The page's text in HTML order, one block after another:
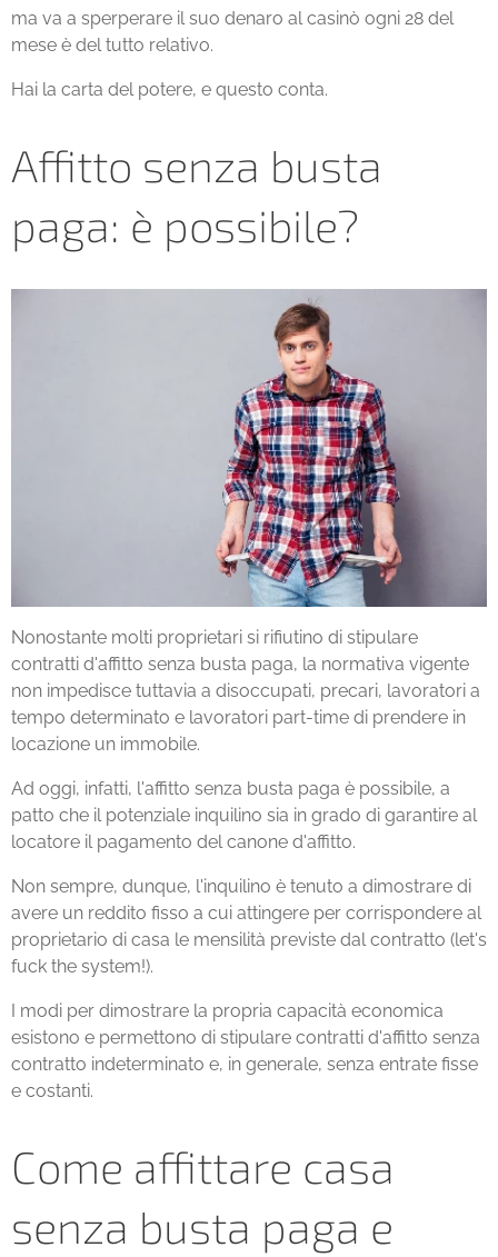
ma va a sperperare il suo denaro al casinò ogni 28 del
mese è del tutto relativo.
Hai la carta del potere, e questo conta.
Affitto senza busta
paga: è possibile?
Nonostante molti proprietari si rifiutino di stipulare
contratti d'affitto senza busta paga, la normativa vigente
non impedisce tuttavia a disoccupati, precari, lavoratori a
tempo determinato e lavoratori part-time di prendere in
locazione un immobile.
Ad oggi, infatti, l'affitto senza busta paga è possibile, a
patto che il potenziale inquilino sia in grado di garantire al
locatore il pagamento del canone d'affitto.
Non sempre, dunque, l'inquilino è tenuto a dimostrare di
avere un reddito fisso a cui attingere per corrispondere al
proprietario di casa le mensilità previste dal contratto (let's
fuck the system!).
I modi per dimostrare la propria capacità economica
esistono e permettono di stipulare contratti d'affitto senza
contratto indeterminato e, in generale, senza entrate fisse
e costanti.
Come affittare casa
senza busta paga e